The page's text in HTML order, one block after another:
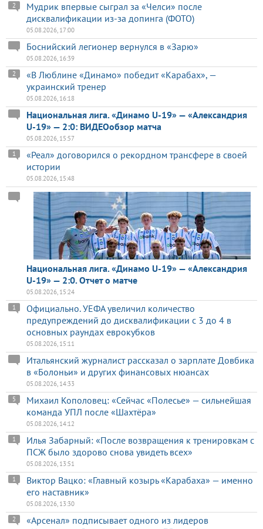
Мудрик впервые сыграл за «Челси» после
дисквалификации из-за допинга (ФОТО)
2
05.08.2026, 17:00
Боснийский легионер вернулся в «Зарю»
05.08.2026, 16:39
«В Люблине «Динамо» победит «Карабах», —
украинский тренер
2
05.08.2026, 16:18
Национальная лига. «Динамо U-19» — «Александрия
U-19» — 2:0: ВИДЕОобзор матча
05.08.2026, 15:57
«Реал» договорился о рекордном трансфере в своей
истории
1
05.08.2026, 15:48
Национальная лига. «Динамо U-19» — «Александрия
U-19» — 2:0. Отчет о матче
05.08.2026, 15:24
Официально. УЕФА увеличил количество
предупреждений до дисквалификации с 3 до 4 в
основных раундах еврокубков
1
05.08.2026, 15:11
Итальянский журналист рассказал о зарплате Довбика
в «Болоньи» и других финансовых нюансах
05.08.2026, 14:33
Михаил Кополовец: «Сейчас «Полесье» — сильнейшая
команда УПЛ после «Шахтёра»
5
05.08.2026, 14:12
Илья Забарный: «После возвращения к тренировкам с
ПСЖ было здорово снова увидеть всех»
1
05.08.2026, 13:51
Виктор Вацко: «Главный козырь «Карабаха» — именно
его наставник»
1
05.08.2026, 13:30
«Арсенал» подписывает одного из лидеров
2